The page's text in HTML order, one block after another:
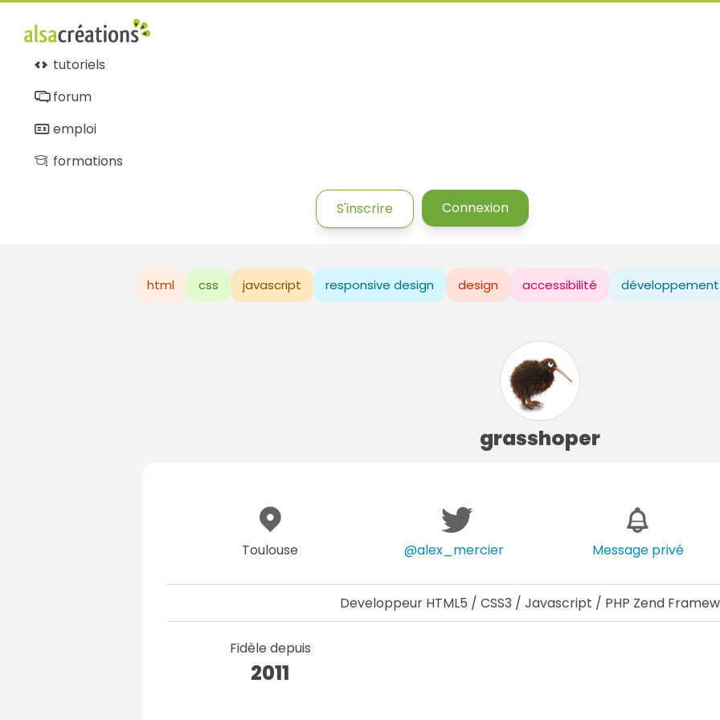
tutoriels
forum
emploi
formations
S'inscrire Connexion
html css javascript responsive design design accessibilité développement
grasshoper
Toulouse @alex_mercier Message privé
Developpeur HTML5 / CSS3 / Javascript / PHP Zend
Fidèle depuis
2011